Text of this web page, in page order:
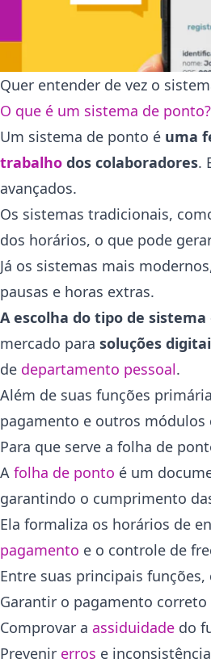
Quer entender de vez o
O que é um sistema de ponto?
Um sistema de ponto é uma
trabalho dos colaboradores.
avançados.
Os sistemas tradicionais,
dos horários, o que pode
Já os sistemas mais
pausas e horas extras.
A escolha do tipo de
mercado para soluções
de departamento pessoal.
Além de suas funções
pagamento e outros módulos
Para que serve a folha de
A folha de ponto é um
garantindo o cumprimento
Ela formaliza os horários de
pagamento e o controle de
Entre suas principais funções,
Garantir o pagamento
Comprovar a assiduidade do
Prevenir erros e